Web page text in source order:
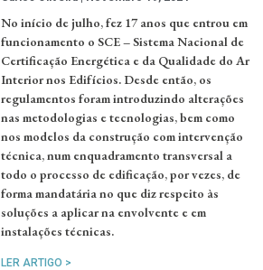
No início de julho, fez 17 anos que entrou em
funcionamento o SCE – Sistema Nacional de
Certificação Energética e da Qualidade do Ar
Interior nos Edifícios. Desde então, os
regulamentos foram introduzindo alterações
nas metodologias e tecnologias, bem como
nos modelos da construção com intervenção
técnica, num enquadramento transversal a
todo o processo de edificação, por vezes, de
forma mandatária no que diz respeito às
soluções a aplicar na envolvente e em
instalações técnicas.
LER ARTIGO >